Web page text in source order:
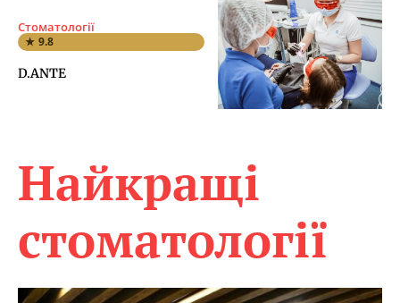
Стоматології
★ 9.8
D.ANTE
Найкращі
стоматології